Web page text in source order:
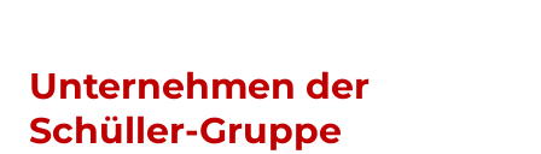
Unternehmen der
Schüller-Gruppe